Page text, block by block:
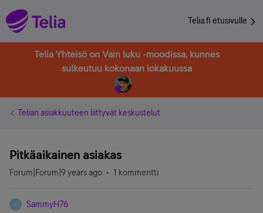
Telia.fi etusivulle
Telia Yhteisö on Vain luku -moodissa, kunnes
sulkeutuu kokonaan lokakuussa
Telian asiakkuuteen liittyvät keskustelut
Pitkäaikainen asiakas
Forum|Forum|9 years ago 1 kommentti
S SammyH76